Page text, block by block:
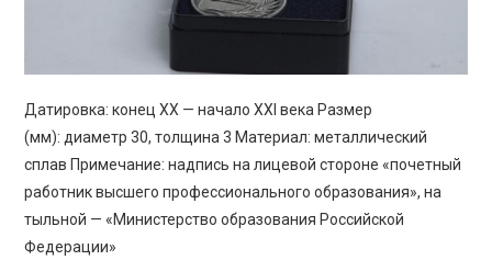
Датировка: конец XX — начало XXI века Размер
(мм): диаметр 30, толщина 3 Материал: металлический
сплав Примечание: надпись на лицевой стороне «почетный
работник высшего профессионального образования», на
тыльной — «Министерство образования Российской
Федерации»